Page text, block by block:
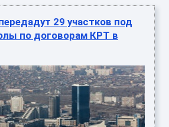
29 участков под
по договорам КРТ в